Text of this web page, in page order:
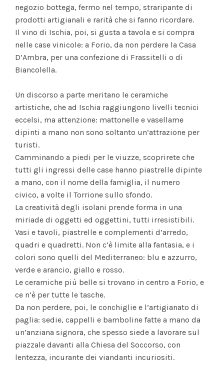
negozio bottega, fermo nel tempo, straripante di
prodotti artigianali e rarità che si fanno ricordare.
Il vino di Ischia, poi, si gusta a tavola e si compra
nelle case vinicole: a Forio, da non perdere la Casa
D’Ambra, per una confezione di Frassitelli o di
Biancolella.
Un discorso a parte meritano le ceramiche
artistiche, che ad Ischia raggiungono livelli tecnici
eccelsi, ma attenzione: mattonelle e vasellame
dipinti a mano non sono soltanto un’attrazione per
turisti.
Camminando a piedi per le viuzze, scoprirete che
tutti gli ingressi delle case hanno piastrelle dipinte
a mano, con il nome della famiglia, il numero
civico, a volte il Torrione sullo sfondo.
La creatività degli isolani prende forma in una
miriade di oggetti ed oggettini, tutti irresistibili.
Vasi e tavoli, piastrelle e complementi d’arredo,
quadri e quadretti. Non c’è limite alla fantasia, e i
colori sono quelli del Mediterraneo: blu e azzurro,
verde e arancio, giallo e rosso.
Le ceramiche più belle si trovano in centro a Forio, e
ce n’è per tutte le tasche.
Da non perdere, poi, le conchiglie e l’artigianato di
paglia: sedie, cappelli e bamboline fatte a mano da
un’anziana signora, che spesso siede a lavorare sul
piazzale davanti alla Chiesa del Soccorso, con
lentezza, incurante dei viandanti incuriositi.